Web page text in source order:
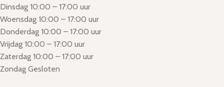
Dinsdag 10:00 – 17:00 uur
Woensdag 10:00 – 17:00 uur
Donderdag 10:00 – 17:00 uur
Vrijdag 10:00 – 17:00 uur
Zaterdag 10:00 – 17:00 uur
Zondag Gesloten